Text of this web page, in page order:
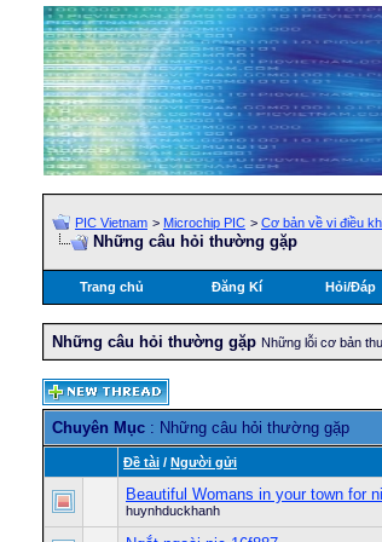
PIC Vietnam > Microchip PIC > Cơ bản về vi điều
Những câu hỏi thường gặp
Trang chủ Đăng Kí Hỏi/Ðáp
Những câu hỏi thường gặp Những lỗi cơ bản
Chuyên Mục : Những câu hỏi thường gặp
Ðề tài / Người gửi
Beautiful Womans in your town for
huynhduckhanh